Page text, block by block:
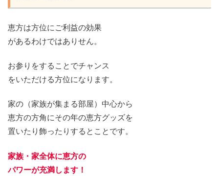
恵方は方位にご利益の効果
があるわけではありせん。
お参りをすることでチャンス
をいただける方位になります。
家の（家族が集まる部屋）中心から
恵方の方角にその年の恵方グッズを
置いたり飾ったりするとことです。
家族・家全体に恵方の
パワーが充満します ！